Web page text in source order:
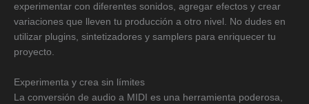
experimentar con diferentes sonidos, agregar efectos y crear
variaciones que lleven tu producción a otro nivel. No dudes en
utilizar plugins, sintetizadores y samplers para enriquecer tu
proyecto.
Experimenta y crea sin límites
La conversión de audio a MIDI es una herramienta poderosa,